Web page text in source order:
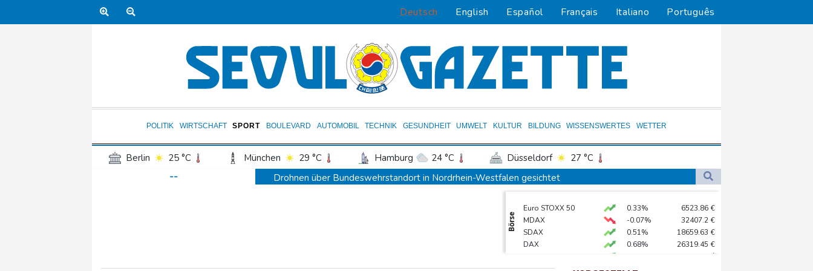
Deutsch English Español Français Italiano Português
POLITIK WIRTSCHAFT SPORT BOULEVARD AUTOMOBIL TECHNIK GESUNDHEIT UMWELT KULTUR BILDUNG WISSENSWERTES WETTER
Berlin 25 °C München 29 °C Hamburg 24 °C Düsseldorf
27 °C
Frankfurt am Main
Potsdam 24 °C Leipzig 26 °C Dortmund
Bremen
Wien
30 °C
--
Drohnen über Bundeswehrstandort in Nordrhein-Westfalen gesichtet
Selenskyj: Ukraine hat praktisch keine intakten Wärmekraftwerke mehr
Braunschweig nach Kantersieg in Magdeburg an der Spitze
Börse
Euro STOXX 50 0.33% 6523.86 €
MDAX
-0.07% 32407.2 €
SDAX
0.51% 18659.63 €
DAX
0.68% 26319.45 €
$
TecDAX
1.67%